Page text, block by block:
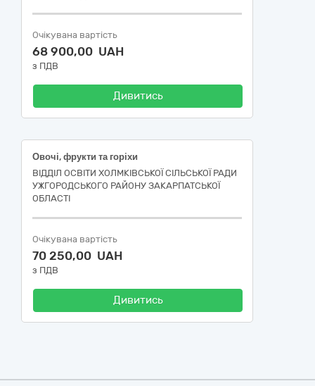
Очікувана вартість
68 900,00 UAH
з ПДВ
Дивитись
Овочі, фрукти та горіхи
ВІДДІЛ ОСВІТИ ХОЛМКІВСЬКОЇ СІЛЬСЬКОЇ РАДИ
УЖГОРОДСЬКОГО РАЙОНУ ЗАКАРПАТСЬКОЇ
ОБЛАСТІ
Очікувана вартість
70 250,00 UAH
з ПДВ
Дивитись